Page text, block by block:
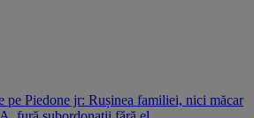
pe Piedone jr: Rușinea familiei, nici măcar